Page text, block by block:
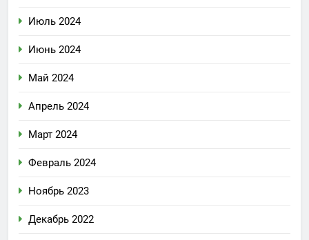
Июль 2024
Июнь 2024
Май 2024
Апрель 2024
Март 2024
Февраль 2024
Ноябрь 2023
Декабрь 2022